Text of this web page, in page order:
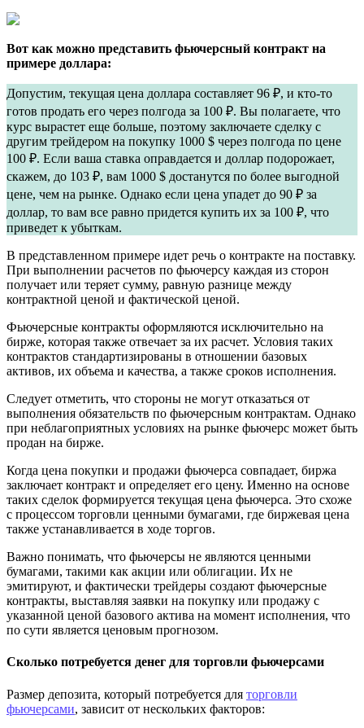
Вот как можно представить фьючерсный контракт на
примере доллара:
Допустим, текущая цена доллара составляет 96 ₽, и кто-то
готов продать его через полгода за 100 ₽. Вы полагаете, что
курс вырастет еще больше, поэтому заключаете сделку с
другим трейдером на покупку 1000 $ через полгода по цене
100 ₽. Если ваша ставка оправдается и доллар подорожает,
скажем, до 103 ₽, вам 1000 $ достанутся по более выгодной
цене, чем на рынке. Однако если цена упадет до 90 ₽ за
доллар, то вам все равно придется купить их за 100 ₽, что
приведет к убыткам.
В представленном примере идет речь о контракте на поставку.
При выполнении расчетов по фьючерсу каждая из сторон
получает или теряет сумму, равную разнице между
контрактной ценой и фактической ценой.
Фьючерсные контракты оформляются исключительно на
бирже, которая также отвечает за их расчет. Условия таких
контрактов стандартизированы в отношении базовых
активов, их объема и качества, а также сроков исполнения.
Следует отметить, что стороны не могут отказаться от
выполнения обязательств по фьючерсным контрактам. Однако
при неблагоприятных условиях на рынке фьючерс может быть
продан на бирже.
Когда цена покупки и продажи фьючерса совпадает, биржа
заключает контракт и определяет его цену. Именно на основе
таких сделок формируется текущая цена фьючерса. Это схоже
с процессом торговли ценными бумагами, где биржевая цена
также устанавливается в ходе торгов.
Важно понимать, что фьючерсы не являются ценными
бумагами, такими как акции или облигации. Их не
эмитируют, и фактически трейдеры создают фьючерсные
контракты, выставляя заявки на покупку или продажу с
указанной ценой базового актива на момент исполнения, что
по сути является ценовым прогнозом.
Сколько потребуется денег для торговли фьючерсами
Размер депозита, который потребуется для торговли
фьючерсами, зависит от нескольких факторов: